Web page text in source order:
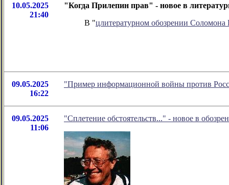
10.05.2025
21:40
"Когда Прилепин прав" - новое в
В "цлитературном обозрении
09.05.2025
16:22
"Пример информационной войны против
09.05.2025
11:06
"Сплетение обстоятельств..." - новое в